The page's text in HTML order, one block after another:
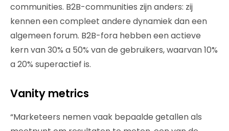
communities. B2B-communities zijn anders: zij
kennen een compleet andere dynamiek dan een
algemeen forum. B2B-fora hebben een actieve
kern van 30% a 50% van de gebruikers, waarvan 10%
a 20% superactief is.
Vanity metrics
“Marketeers nemen vaak bepaalde getallen als